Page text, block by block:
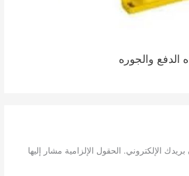
الدفع والجوره
الإلكتروني. الحقول الإلزامية مشار إليها